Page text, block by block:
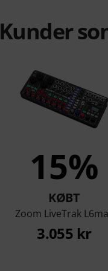
Kunder
15%
KØBT
Zoom LiveTrak
3.055 kr